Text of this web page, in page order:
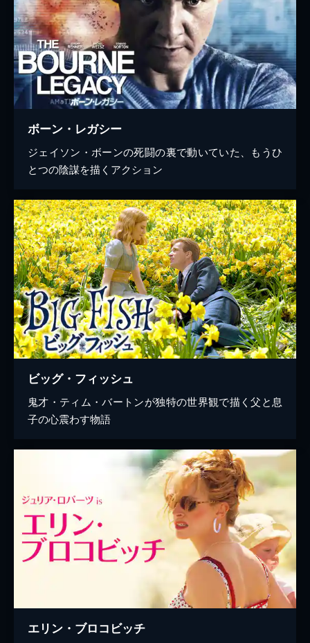
ボーン・レガシー
ジェイソン・ボーンの死闘の裏で動いていた、もうひ
とつの陰謀を描くアクション
ビッグ・フィッシュ
鬼才・ティム・バートンが独特の世界観で描く父と息
子の心震わす物語
エリン・ブロコビッチ